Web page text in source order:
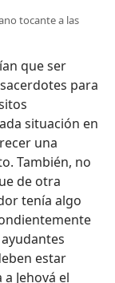
tocante a las
que ser
para
situación en
una
También, no
de otra
tenía algo
estar
Jehová el